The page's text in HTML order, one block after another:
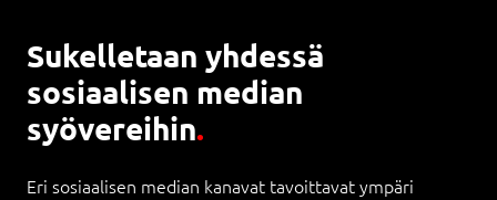
Sukelletaan yhdessä
sosiaalisen median
syövereihin.
Eri sosiaalisen median kanavat tavoittavat ympäri